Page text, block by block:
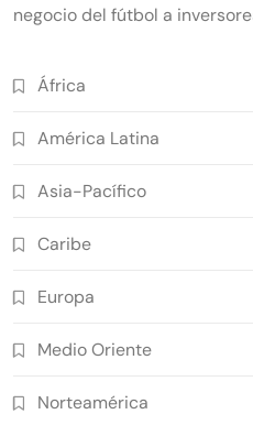
negocio del fútbol a
África
América Latina
Asia-Pacífico
Caribe
Europa
Medio Oriente
Norteamérica